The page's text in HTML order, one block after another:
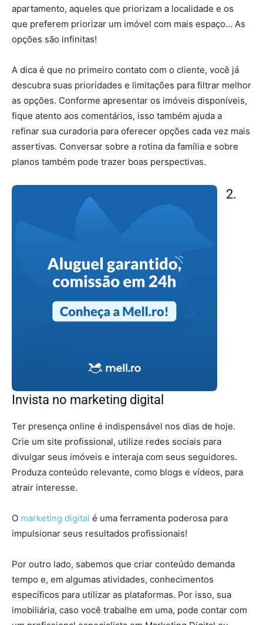
apartamento, aqueles que priorizam a localidade e os
que preferem priorizar um imóvel com mais espaço… As
opções são infinitas!
A dica é que no primeiro contato com o cliente, você já
descubra suas prioridades e limitações para filtrar melhor
as opções. Conforme apresentar os imóveis disponíveis,
fique atento aos comentários, isso também ajuda a
refinar sua curadoria para oferecer opções cada vez mais
assertivas. Conversar sobre a rotina da família e sobre
planos também pode trazer boas perspectivas.
2.
Invista no marketing digital
Ter presença online é indispensável nos dias de hoje.
Crie um site profissional, utilize redes sociais para
divulgar seus imóveis e interaja com seus seguidores.
Produza conteúdo relevante, como blogs e vídeos, para
atrair interesse.
O marketing digital é uma ferramenta poderosa para
impulsionar seus resultados profissionais!
Por outro lado, sabemos que criar conteúdo demanda
tempo e, em algumas atividades, conhecimentos
específicos para utilizar as plataformas. Por isso, sua
imobiliária, caso você trabalhe em uma, pode contar com